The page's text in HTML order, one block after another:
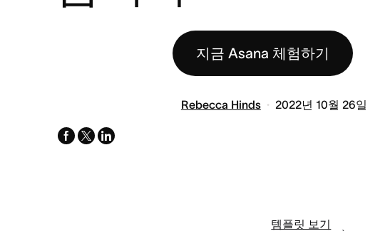
지금 Asana 체험하기
Rebecca Hinds 2022년 10월 26일
facebook
x-
linkedin
템플릿 보기